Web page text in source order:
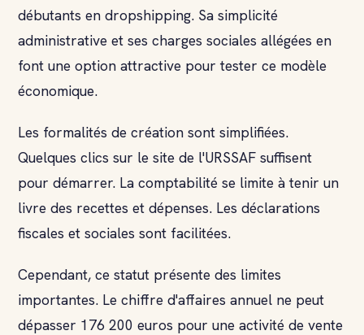
débutants en dropshipping. Sa simplicité
administrative et ses charges sociales allégées en
font une option attractive pour tester ce modèle
économique.
Les formalités de création sont simplifiées.
Quelques clics sur le site de l'URSSAF suffisent
pour démarrer. La comptabilité se limite à tenir un
livre des recettes et dépenses. Les déclarations
fiscales et sociales sont facilitées.
Cependant, ce statut présente des limites
importantes. Le chiffre d'affaires annuel ne peut
dépasser 176 200 euros pour une activité de vente